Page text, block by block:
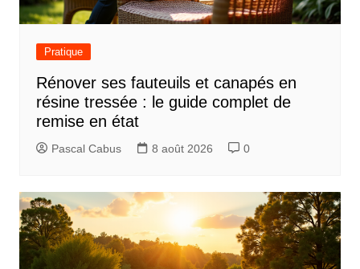
Pratique
Rénover ses fauteuils et canapés en
résine tressée : le guide complet de
remise en état
Pascal Cabus 8 août 2026 0